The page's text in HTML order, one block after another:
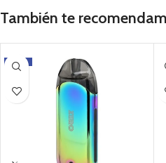
También te
-15%